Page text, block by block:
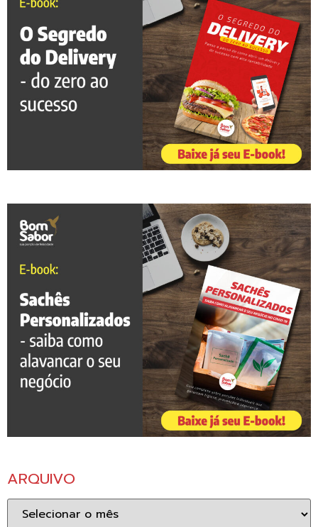
ARQUIVO
Arquivo